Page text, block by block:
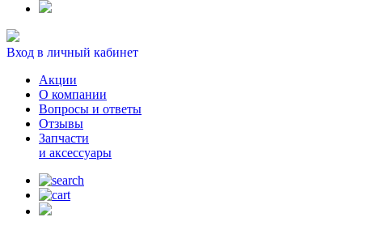
Вход в личный кабинет
Акции
О компании
Вопросы и ответы
Отзывы
Запчасти
и аксессуары